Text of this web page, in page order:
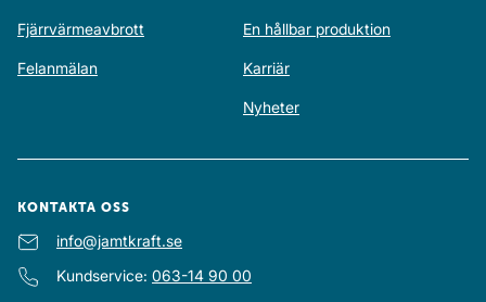
Fjärrvärmeavbrott
Felanmälan
En hållbar produktion
Karriär
Nyheter
KONTAKTA OSS
E-post:
info@jamtkraft.se
Kundservice: 063-14 90 00